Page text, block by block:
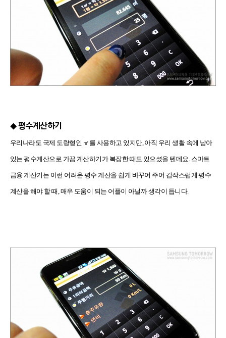
◆평수계산하기
우리나라도 국제 도량형인 ㎡를 사용하고 있지만, 아직 우리 생활 속에 남아
있는 평수계산으로 가끔 계산하기가 복잡한 때도 있으셨을 텐데요. 스마트
금융 계산기는 이런 어려운 평수 계산을 쉽게 바꾸어 주어 갑작스럽게 평수
계산을 해야 할 때, 매우 도움이 되는 어플이 아닐까 생각이 듭니다.